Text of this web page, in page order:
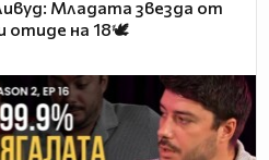
Младата звезда от
отиде на 18🕊️